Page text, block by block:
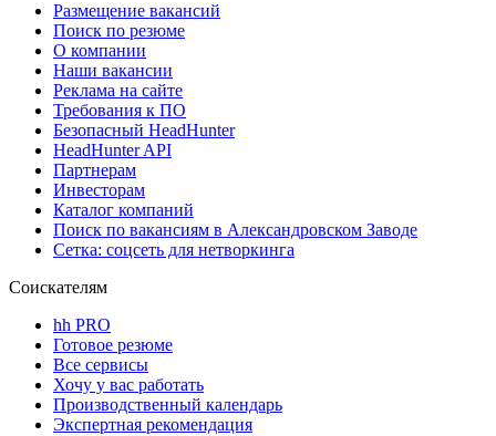
Размещение вакансий
Поиск по резюме
О компании
Наши вакансии
Реклама на сайте
Требования к ПО
Безопасный HeadHunter
HeadHunter API
Партнерам
Инвесторам
Каталог компаний
Поиск по вакансиям в Александровском Заводе
Сетка: соцсеть для нетворкинга
Соискателям
hh PRO
Готовое резюме
Все сервисы
Хочу у вас работать
Производственный календарь
Экспертная рекомендация